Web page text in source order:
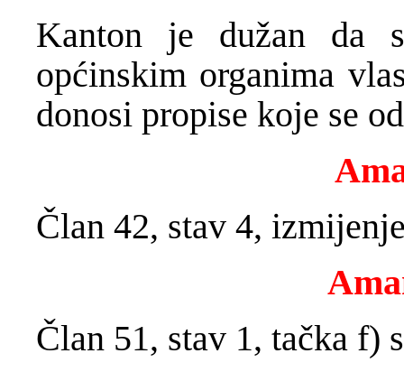
Kanton je dužan da
općinskim organima
donosi propise koje se
Član 42, stav 4,
Član 51, stav 1, tačka f)